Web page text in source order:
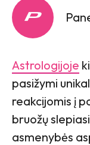
Astrologijoje
pasižymi
reakcijomis į
bruožų
asmenybės